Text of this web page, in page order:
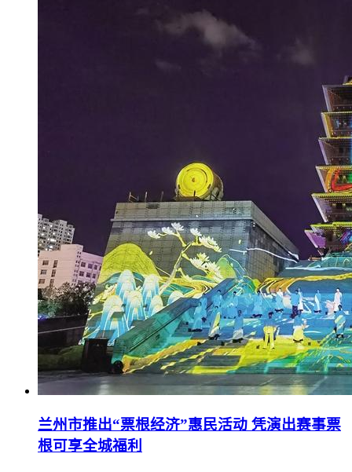
兰州市推出“票根经济”惠民活动 凭演出赛事票
根可享全城福利